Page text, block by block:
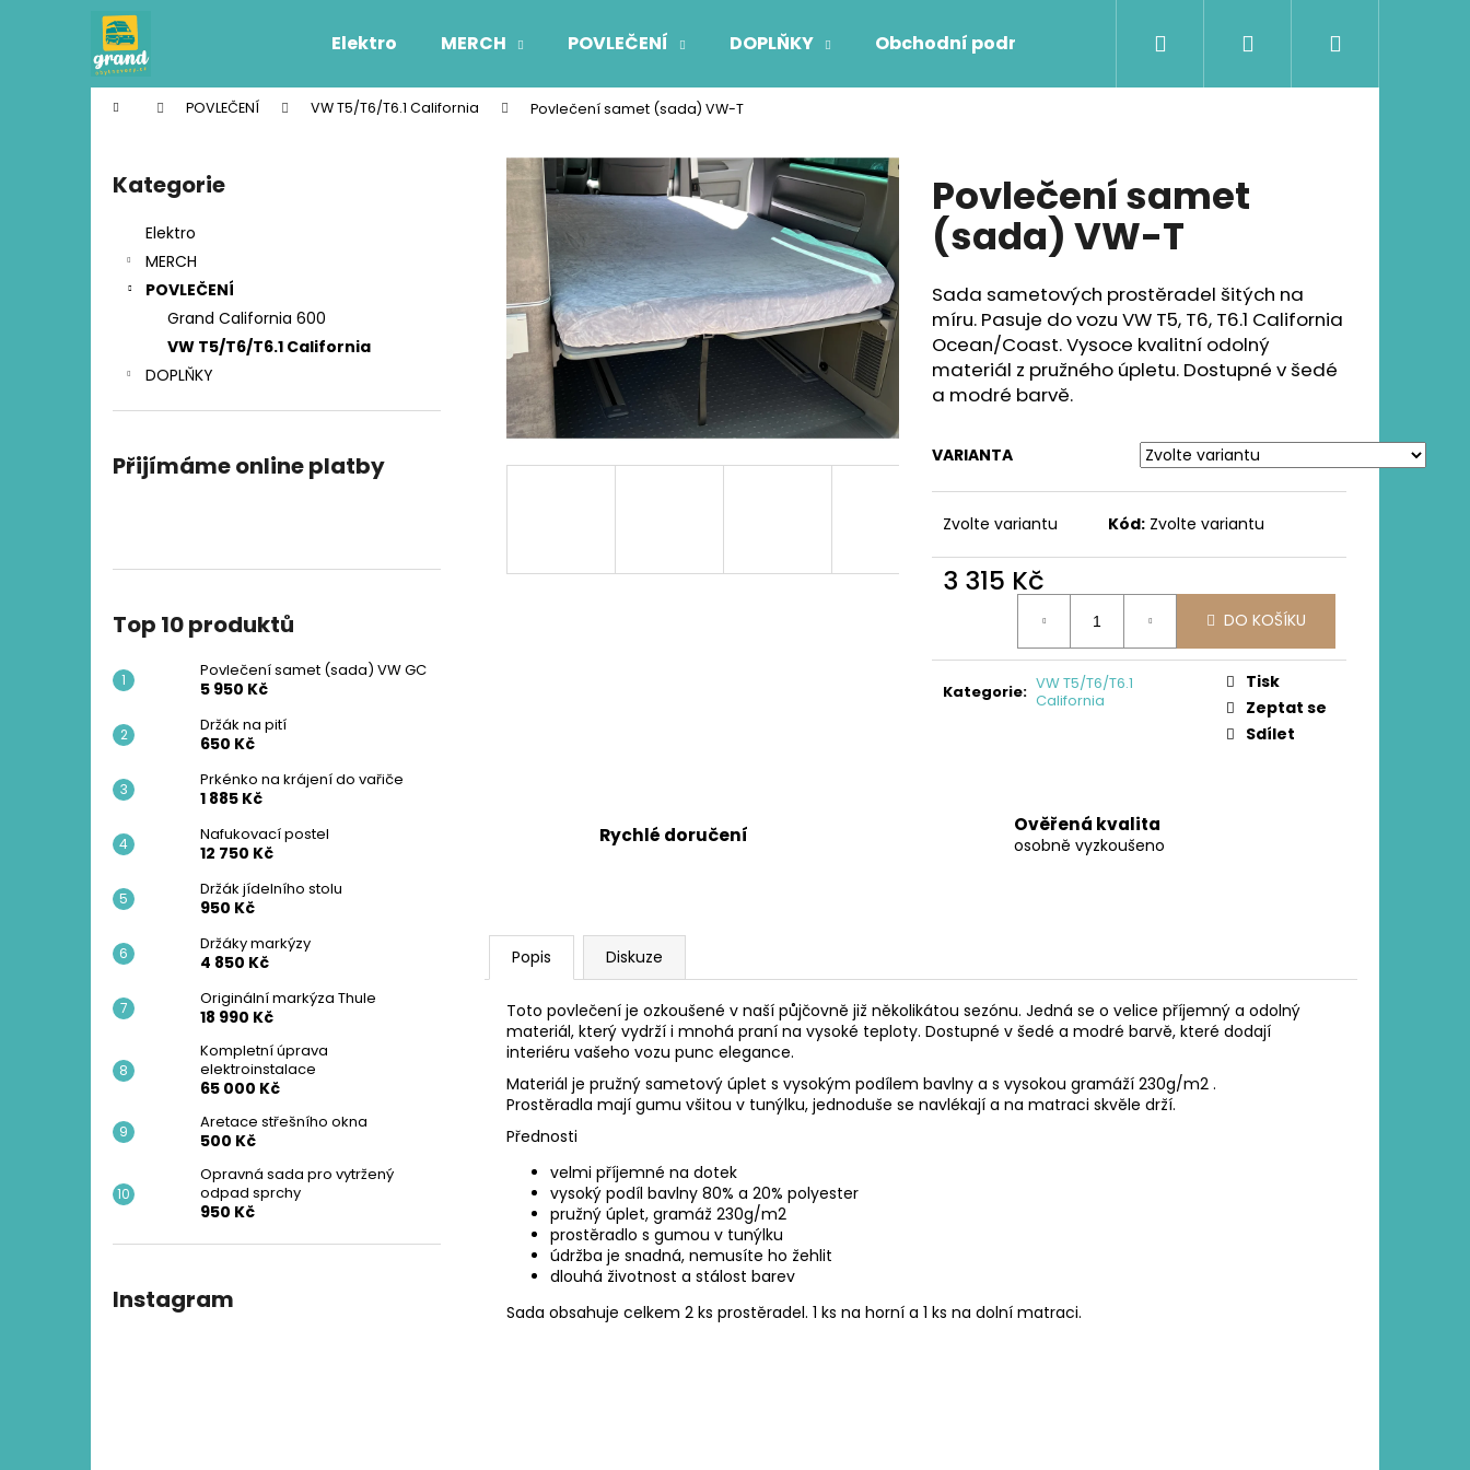
Elektro MERCH POVLEČENÍ DOPLŇKY Obchodní podmínky Kontakty Přihlášení
Domů POVLEČENÍ VW T5/T6/T6.1 California Povlečení samet (sada) VW-T
Přeskočit
kategorie
Kategorie
Elektro
MERCH
POVLEČENÍ
Grand California 600
VW T5/T6/T6.1 California
DOPLŇKY
Přijímáme online platby
Top 10 produktů
Povlečení samet (sada) VW GC
5 950 Kč
Držák na pití
650 Kč
Prkénko na krájení do vařiče
1 885 Kč
Nafukovací postel
12 750 Kč
Držák jídelního stolu
950 Kč
Držáky markýzy
4 850 Kč
Originální markýza Thule
18 990 Kč
Kompletní úprava
elektroinstalace
65 000 Kč
Aretace střešního okna
500 Kč
Opravná sada pro vytržený
odpad sprchy
950 Kč
Instagram
Povlečení samet
(sada) VW-T
Sada sametových prostěradel šitých na
míru. Pasuje do vozu VW T5, T6, T6.1 California
Ocean/Coast.Vysoce kvalitní odolný
materiál z pružného úpletu. Dostupné v šedé
a modré barvě.
VARIANTA
Zvolte variantu Kód: Zvolte variantu
3 315 Kč
DO KOŠÍKU
Kategorie: VW T5/T6/T6.1
California
Tisk
Zeptat se
Sdílet
Rychlé doručení Ověřená kvalita
osobně vyzkoušeno
Popis Diskuze
Toto povlečení je ozkoušené v naší půjčovně již několikátou sezónu. Jedná se o velice příjemný a odolný
materiál, který vydrží i mnohá praní na vysoké teploty. Dostupné v šedé a modré barvě, které dodají
interiéru vašeho vozu punc elegance.
Materiál je pružný sametový úplet s vysokým podílem bavlny a s vysokou gramáží 230g/m2 .
Prostěradla mají gumu všitou v tunýlku, jednoduše se navlékají a na matraci skvěle drží.
Přednosti
velmi příjemné na dotek
vysoký podíl bavlny 80% a 20% polyester
pružný úplet, gramáž 230g/m2
prostěradlo s gumou v tunýlku
údržba je snadná, nemusíte ho žehlit
dlouhá životnost a stálost barev
Sada obsahuje celkem 2 ks prostěradel. 1 ks na horní a 1 ks na dolní matraci.
Zpět
Zpět
Co potřebujete najít?
HLEDAT
Doporučujeme
PRKÉNKO NA KRÁJENÍ DO VAŘIČE